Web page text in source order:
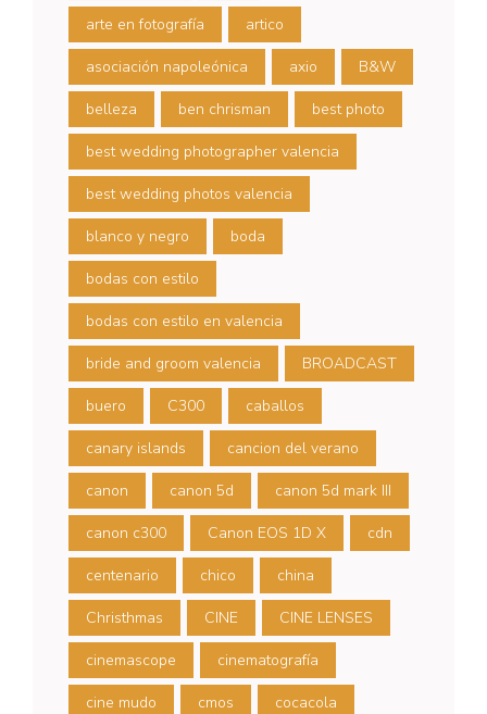
arte en fotografía artico
asociación napoleónica axio B&W
belleza ben chrisman best photo
best wedding photographer valencia
best wedding photos valencia
blanco y negro boda
bodas con estilo
bodas con estilo en valencia
bride and groom valencia BROADCAST
buero C300 caballos
canary islands cancion del verano
canon canon 5d canon 5d mark III
canon c300 Canon EOS 1D X cdn
centenario chico china
Christhmas CINE CINE LENSES
cinemascope cinematografía
cine mudo cmos cocacola